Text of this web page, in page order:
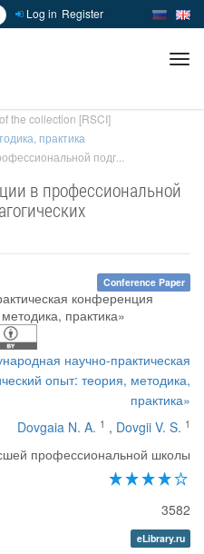
Log in Register
the collection [RSCI]
практика
подг...
в профессиональной
Conference Paper
научно-практическая
опыт: теория, методика,
практика»
Dovgaia N. A. 1 , Dovgii V. S. 1
профессиональной школы
3582
eLibrary.ru